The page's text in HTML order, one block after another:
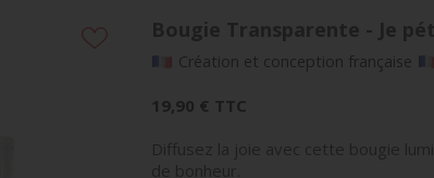
Création et conception française
19,90 € TTC